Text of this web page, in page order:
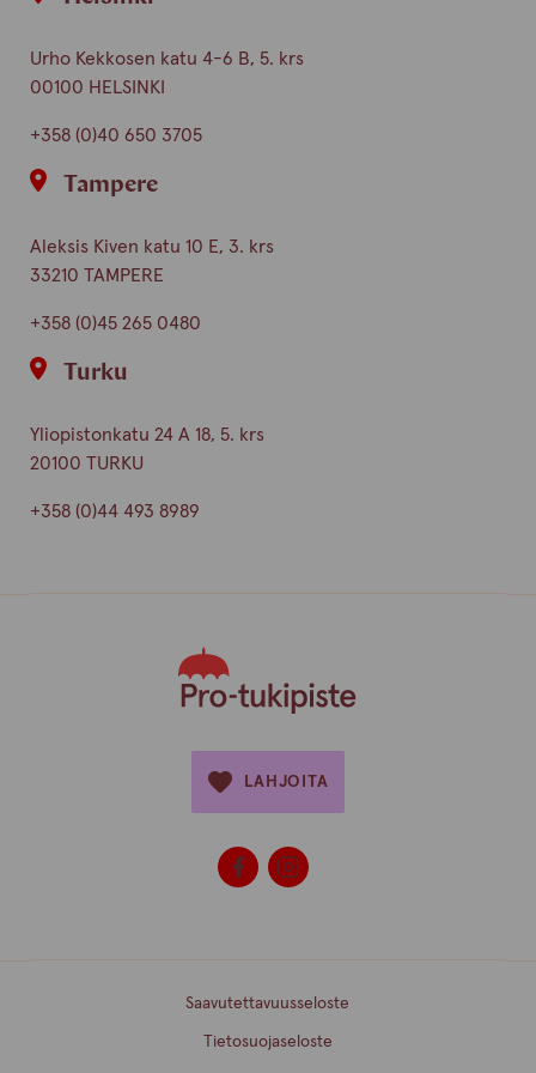
Urho Kekkosen katu 4-6 B, 5. krs
00100 HELSINKI
+358 (0)40 650 3705
Tampere
Aleksis Kiven katu 10 E, 3. krs
33210 TAMPERE
+358 (0)45 265 0480
Turku
Yliopistonkatu 24 A 18, 5. krs
20100 TURKU
+358 (0)44 493 8989
LAHJOITA
Saavutettavuusseloste
Tietosuojaseloste